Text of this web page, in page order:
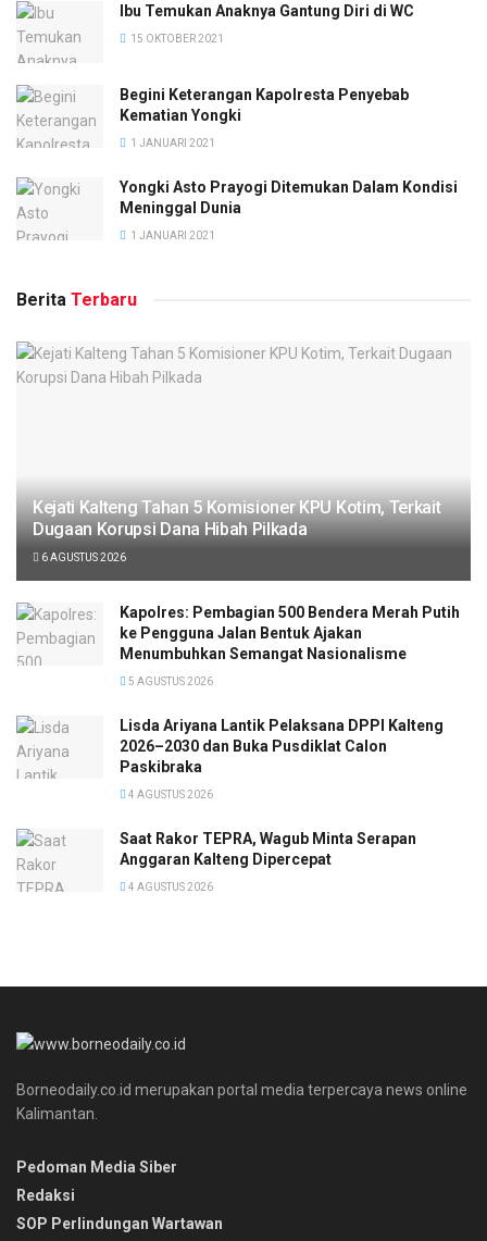
Ibu Temukan Anaknya Gantung Diri di WC
15 OKTOBER 2021
Begini Keterangan Kapolresta Penyebab
Kematian Yongki
1 JANUARI 2021
Yongki Asto Prayogi Ditemukan Dalam Kondisi
Meninggal Dunia
1 JANUARI 2021
Berita Terbaru
Kejati Kalteng Tahan 5 Komisioner KPU Kotim, Terkait
Dugaan Korupsi Dana Hibah Pilkada
6 AGUSTUS 2026
Kapolres: Pembagian 500 Bendera Merah Putih
ke Pengguna Jalan Bentuk Ajakan
Menumbuhkan Semangat Nasionalisme
5 AGUSTUS 2026
Lisda Ariyana Lantik Pelaksana DPPI Kalteng
2026–2030 dan Buka Pusdiklat Calon
Paskibraka
4 AGUSTUS 2026
Saat Rakor TEPRA, Wagub Minta Serapan
Anggaran Kalteng Dipercepat
4 AGUSTUS 2026
Borneodaily.co.id merupakan portal media terpercaya news online
Kalimantan.
Pedoman Media Siber
Redaksi
SOP Perlindungan Wartawan